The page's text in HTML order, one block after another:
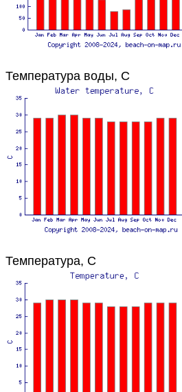
Температура воды, C
Температура, C